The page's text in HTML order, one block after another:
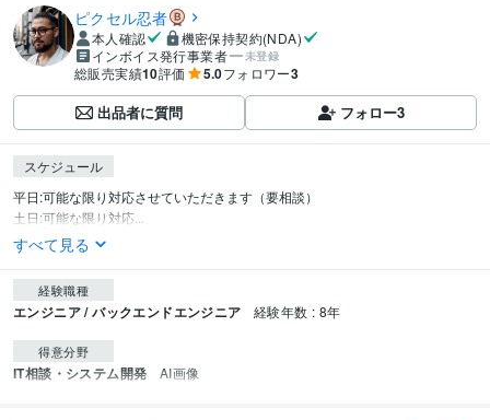
ピクセル忍者
本人確認
機密保持契約(NDA)
インボイス発行事業者
未登録
総販売実績10評価 5.0フォロワー3
出品者に質問 フォロー3
スケジュール
平日:可能な限り対応させていただきます（要相談）
土日:可能な限り対応...
すべて見る
経験職種
エンジニア / バックエンドエンジニア 経験年数 : 8年
得意分野
IT相談・システム開発 AI画像